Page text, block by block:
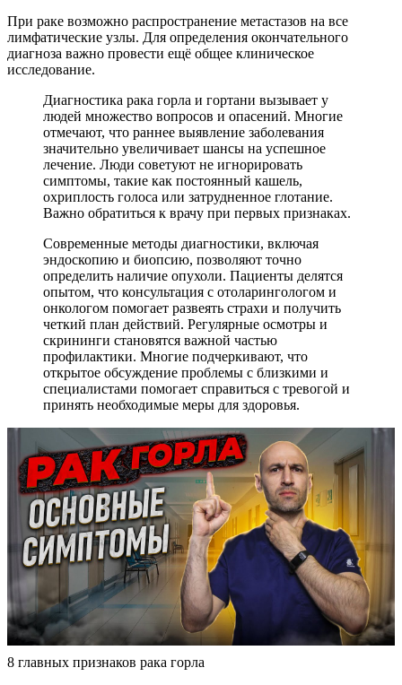
При раке возможно распространение метастазов на все
лимфатические узлы. Для определения окончательного
диагноза важно провести ещё общее клиническое
исследование.
Диагностика рака горла и гортани вызывает у
людей множество вопросов и опасений. Многие
отмечают, что раннее выявление заболевания
значительно увеличивает шансы на успешное
лечение. Люди советуют не игнорировать
симптомы, такие как постоянный кашель,
охриплость голоса или затрудненное глотание.
Важно обратиться к врачу при первых признаках.
Современные методы диагностики, включая
эндоскопию и биопсию, позволяют точно
определить наличие опухоли. Пациенты делятся
опытом, что консультация с отоларингологом и
онкологом помогает развеять страхи и получить
четкий план действий. Регулярные осмотры и
скрининги становятся важной частью
профилактики. Многие подчеркивают, что
открытое обсуждение проблемы с близкими и
специалистами помогает справиться с тревогой и
принять необходимые меры для здоровья.
8 главных признаков рака горла